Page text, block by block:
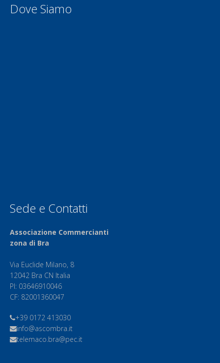
Dove Siamo
Sede e Contatti
Associazione Commercianti
zona di Bra
Via Euclide Milano, 8
12042 Bra CN Italia
PI: 03646910046
CF: 82001360047
+39 0172 413030
info@ascombra.it
telemaco.bra@pec.it